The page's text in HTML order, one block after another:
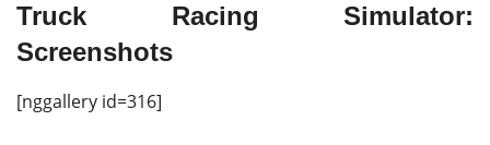
Truck Racing Simulator:
Screenshots
[nggallery id=316]